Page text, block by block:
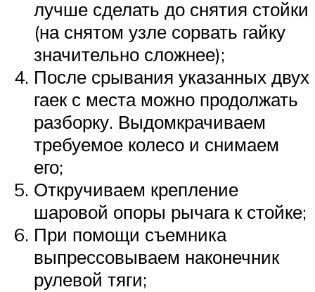
лучше сделать до снятия стойки
(на снятом узле сорвать гайку
значительно сложнее);
После срывания указанных двух
гаек с места можно продолжать
разборку. Выдомкрачиваем
требуемое колесо и снимаем
его;
Откручиваем крепление
шаровой опоры рычага к стойке;
При помощи съемника
выпрессовываем наконечник
рулевой тяги;